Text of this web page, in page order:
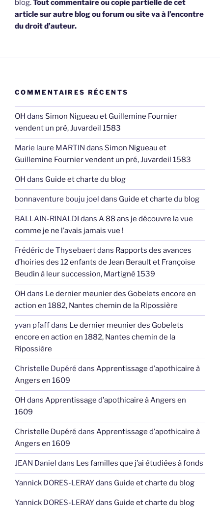
blog.Tout commentaire ou copie partielle de cet
article sur autre blog ou forum ou site va à l’encontre
du droit d’auteur.
COMMENTAIRES RÉCENTS
OH dans Simon Nigueau et Guillemine Fournier
vendent un pré, Juvardeil 1583
Marie laure MARTIN dans Simon Nigueau et
Guillemine Fournier vendent un pré, Juvardeil 1583
OH dans Guide et charte du blog
bonnaventure bouju joel dans Guide et charte du blog
BALLAIN-RINALDI dans A 88 ans je découvre la vue
comme je ne l’avais jamais vue !
Frédéric de Thysebaertdans Rapports des avances
d’hoiries des 12 enfants de Jean Berault et Françoise
Beudin à leur succession, Martigné 1539
OH dans Le dernier meunier des Gobelets encore en
action en 1882, Nantes chemin de la Ripossière
yvan pfaffdans Le dernier meunier des Gobelets
encore en action en 1882, Nantes chemin de la
Ripossière
Christelle Dupéré dans Apprentissage d’apothicaire à
Angers en 1609
OH dans Apprentissage d’apothicaire à Angers en
1609
Christelle Dupéré dans Apprentissage d’apothicaire à
Angers en 1609
JEAN Daniel dans Les familles que j’ai étudiées à fonds
Yannick DORES-LERAYdans Guide et charte du blog
Yannick DORES-LERAYdans Guide et charte du blog